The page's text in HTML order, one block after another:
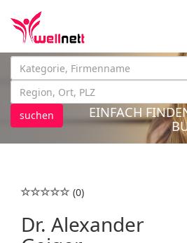
suchen
EINFACH
(0)
Dr. Alexander